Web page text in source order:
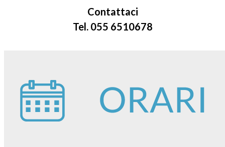
Contattaci
Tel. 055 6510678